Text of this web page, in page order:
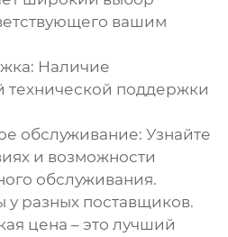
вашим
Наличие
поддержки
обслуживание: Узнайте
и возможности
обслуживания.
у разных поставщиков.
цена – это лучший